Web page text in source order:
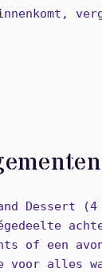
Dessert (4
of een
alles